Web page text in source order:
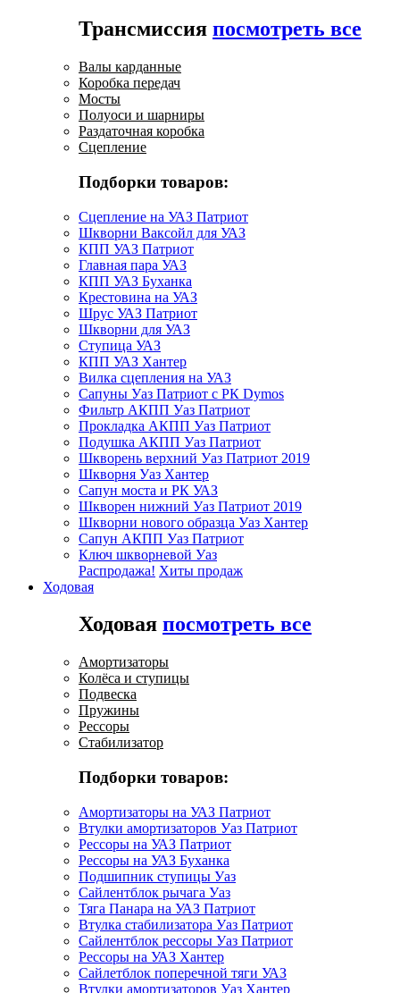
Трансмиссия посмотреть все
Валы карданные
Коробка передач
Мосты
Полуоси и шарниры
Раздаточная коробка
Сцепление
Подборки товаров:
Сцепление на УАЗ Патриот
Шкворни Ваксойл для УАЗ
КПП УАЗ Патриот
Главная пара УАЗ
КПП УАЗ Буханка
Крестовина на УАЗ
Шрус УАЗ Патриот
Шкворни для УАЗ
Ступица УАЗ
КПП УАЗ Хантер
Вилка сцепления на УАЗ
Сапуны Уаз Патриот с РК Dymos
Фильтр АКПП Уаз Патриот
Прокладка АКПП Уаз Патриот
Подушка АКПП Уаз Патриот
Шкворень верхний Уаз Патриот 2019
Шкворня Уаз Хантер
Сапун моста и РК УАЗ
Шкворен нижний Уаз Патриот 2019
Шкворни нового образца Уаз Хантер
Сапун АКПП Уаз Патриот
Ключ шкворневой Уаз
Распродажа! Хиты продаж
Ходовая
Ходовая посмотреть все
Амортизаторы
Колёса и ступицы
Подвеска
Пружины
Рессоры
Стабилизатор
Подборки товаров:
Амортизаторы на УАЗ Патриот
Втулки амортизаторов Уаз Патриот
Рессоры на УАЗ Патриот
Рессоры на УАЗ Буханка
Подшипник ступицы Уаз
Сайлентблок рычага Уаз
Тяга Панара на УАЗ Патриот
Втулка стабилизатора Уаз Патриот
Сайлентблок рессоры Уаз Патриот
Рессоры на УАЗ Хантер
Сайлетблок поперечной тяги УАЗ
Втулки амортизаторов Уаз Хантер